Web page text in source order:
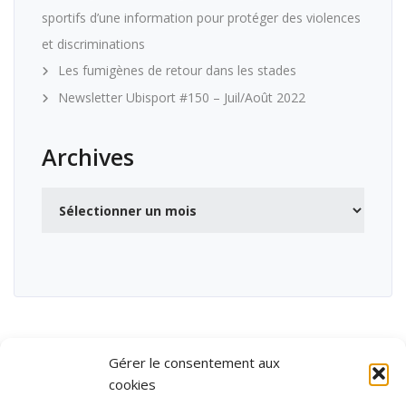
Gérer le consentement aux
cookies
sportifs d’une information pour protéger des violences
et discriminations
Les fumigènes de retour dans les stades
Newsletter Ubisport #150 – Juil/Août 2022
Archives